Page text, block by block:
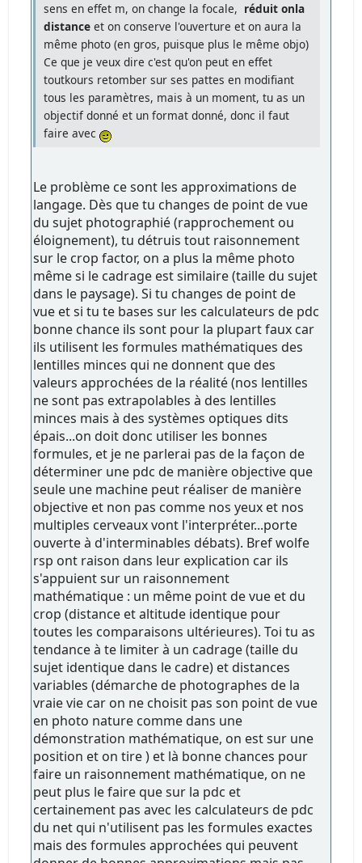
sens en effet m, on change la focale, réduit onla
distance et on conserve l'ouverture et on aura la
même photo (en gros, puisque plus le même objo)
Ce que je veux dire c'est qu'on peut en effet
toutkours retomber sur ses pattes en modifiant
tous les paramètres, mais à un moment, tu as un
objectif donné et un format donné, donc il faut
faire avec
Le problème ce sont les approximations de
langage. Dès que tu changes de point de vue
du sujet photographié (rapprochement ou
éloignement), tu détruis tout raisonnement
sur le crop factor, on a plus la même photo
même si le cadrage est similaire (taille du sujet
dans le paysage). Si tu changes de point de
vue et si tu te bases sur les calculateurs de pdc
bonne chance ils sont pour la plupart faux car
ils utilisent les formules mathématiques des
lentilles minces qui ne donnent que des
valeurs approchées de la réalité (nos lentilles
ne sont pas extrapolables à des lentilles
minces mais à des systèmes optiques dits
épais...on doit donc utiliser les bonnes
formules, et je ne parlerai pas de la façon de
déterminer une pdc de manière objective que
seule une machine peut réaliser de manière
objective et non pas comme nos yeux et nos
multiples cerveaux vont l'interpréter...porte
ouverte à d'interminables débats). Bref wolfe
rsp ont raison dans leur explication car ils
s'appuient sur un raisonnement
mathématique : un même point de vue et du
crop (distance et altitude identique pour
toutes les comparaisons ultérieures). Toi tu as
tendance à te limiter à un cadrage (taille du
sujet identique dans le cadre) et distances
variables (démarche de photographes de la
vraie vie car on ne choisit pas son point de vue
en photo nature comme dans une
démonstration mathématique, on est sur une
position et on tire ) et là bonne chances pour
faire un raisonnement mathématique, on ne
peut plus le faire que sur la pdc et
certainement pas avec les calculateurs de pdc
du net qui n'utilisent pas les formules exactes
mais des formules approchées qui peuvent